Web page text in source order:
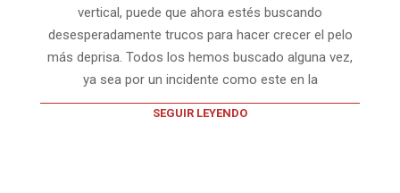
vertical, puede que ahora estés buscando
desesperadamente trucos para hacer crecer el pelo
más deprisa. Todos los hemos buscado alguna vez,
ya sea por un incidente como este en la
SEGUIR LEYENDO